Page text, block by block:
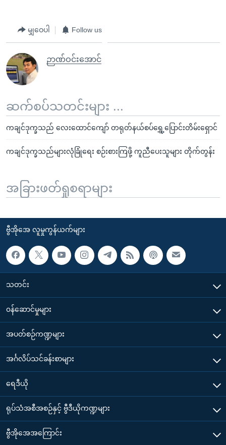
မျှဝေပါ Follow us
ဉာဏ်ဝင်းအောင်
ဆက်စပ်သတင်းများ ...
ကချင်ဒုက္ခသည် လေးထောင်ကျော် တရုတ်နယ်စပ်ရွှေ့ပြောင်းတိမ်းရှောင်
ကချင်ဒုက္ခသည်များလုံခြုံရေး စဉ်းစားကြဖို့ ကူညီပေးသူများ တိုက်တွန်း
အခြားဖတ်ရှုစရာများ
ဗွီအိုအေ လူမှုကွန်ယက်များ
သတင်း
၀န်ဆောင်မှုများ
အပတ်စဉ်ကဏ္ဍများ
အင်္ဂလိပ်သင်ခန်းစာများ
ရေဒီယို
ရုပ်သံအစီအစဉ်နှင့် ဗွီဒီယိုကဏ္ဍများ
ဗွီအိုအေအကြောင်း